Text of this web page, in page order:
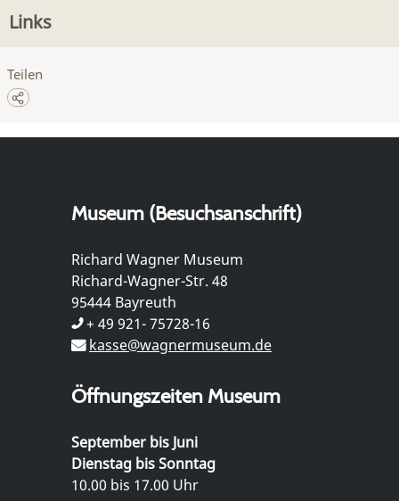
Links
Teilen
Museum (Besuchsanschrift)
Richard Wagner Museum
Richard-Wagner-Str. 48
95444 Bayreuth
+ 49 921- 75728-16
kasse@wagnermuseum.de
Öffnungszeiten Museum
September bis Juni
Dienstag bis Sonntag
10.00 bis 17.00 Uhr